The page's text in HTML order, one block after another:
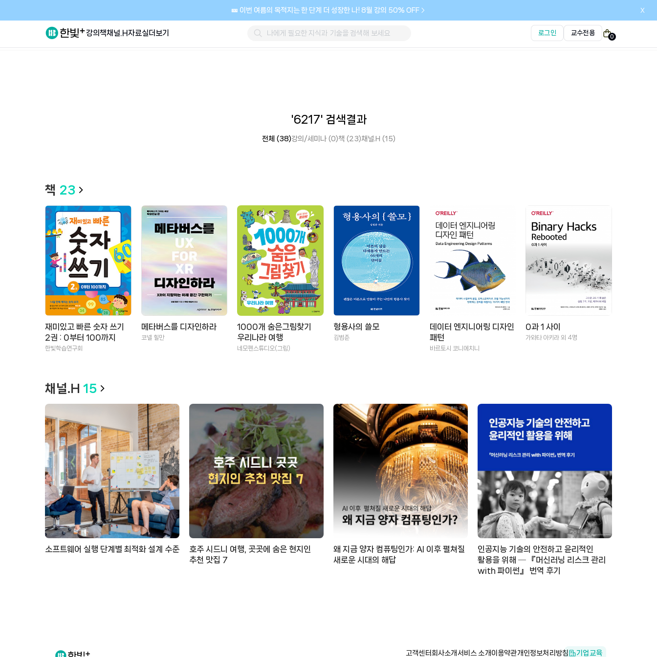
🎫 이번 여름의 목적지는 한 단계 더 성장한 나! 8월 강의 50% OFF x
강의책채널.H자료실더보기 로그인 교수전용
0
'6217' 검색결과
전체 (38)강의/세미나 (0)책 (23)채널.H (15)
책 23
재미있고 빠른 숫자 쓰기
2권 : 0부터 100까지
한빛학습연구회
메타버스를 디자인하라
코넬 힐만
1000개 숨은그림찾기
우리나라 여행
네모펜스튜디오(그림)
형용사의 쓸모
김범준
데이터 엔지니어링 디자인
패턴
바르토시 코니에치니
0과 1 사이
가와타 아키라 외 4명
채널.H 15
소프트웨어 실행 단계별 최적화 설계 수준
호주 시드니 여행, 곳곳에 숨은 현지인
추천 맛집 7
왜 지금 양자 컴퓨팅인가: AI 이후 펼쳐질
새로운 시대의 해답
인공지능 기술의 안전하고 윤리적인
활용을 위해 ─ 『머신러닝 리스크 관리
with 파이썬』 번역 후기
고객센터회사소개서비스 소개이용약관개인정보처리방침 기업교육